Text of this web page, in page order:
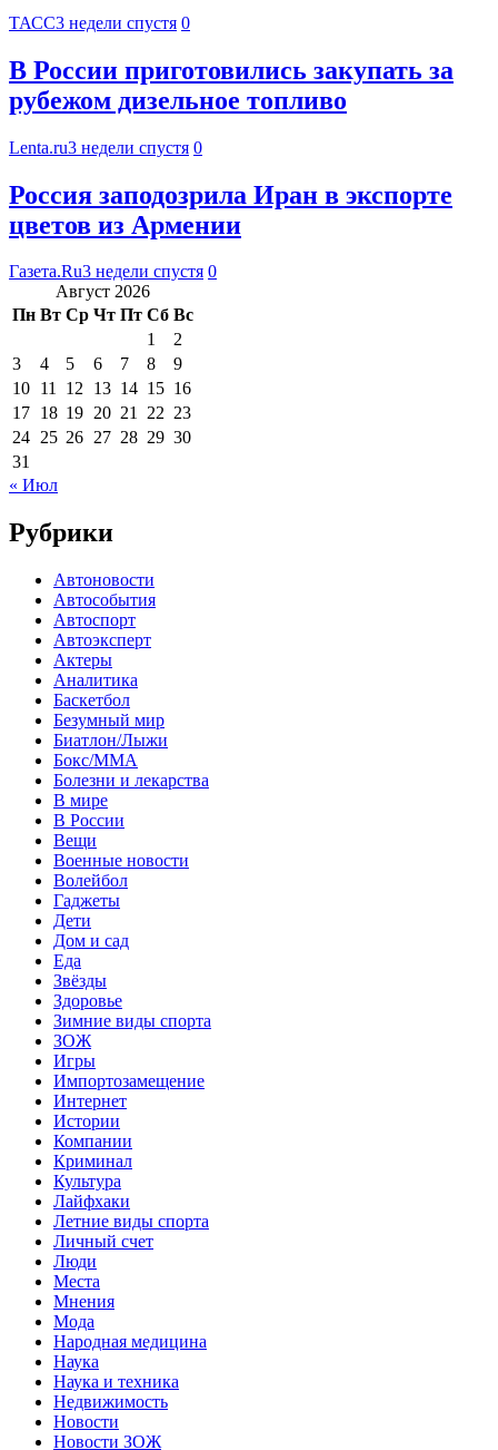
ТАСС3 недели спустя 0
В России приготовились закупать за
рубежом дизельное топливо
Lenta.ru3 недели спустя 0
Россия заподозрила Иран в экспорте
цветов из Армении
Газета.Ru3 недели спустя 0
Август 2026
Пн Вт Ср Чт Пт Сб Вс
1
2
3
4 5 6 7 8
9
10 11 12 13 14 15 16
17 18 19 20 21 22 23
24 25 26 27 28 29 30
31
« Июл
Рубрики
Автоновости
Автособытия
Автоспорт
Автоэксперт
Актеры
Аналитика
Баскетбол
Безумный мир
Биатлон/Лыжи
Бокс/MMA
Болезни и лекарства
В мире
В России
Вещи
Военные новости
Волейбол
Гаджеты
Дети
Дом и сад
Еда
Звёзды
Здоровье
Зимние виды спорта
ЗОЖ
Игры
Импортозамещение
Интернет
Истории
Компании
Криминал
Культура
Лайфхаки
Летние виды спорта
Личный счет
Люди
Места
Мнения
Мода
Народная медицина
Наука
Наука и техника
Недвижимость
Новости
Новости ЗОЖ